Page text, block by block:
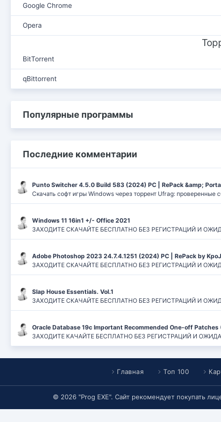
Google Chrome
Opera
BitTorrent
qBittorrent
Популярные программы
Последние комментарии
Punto Switcher 4.5.0 Build 583 (2024) РС | RePack &amp;
Скачать софт игры Windows через торрент Ufrag: проверенные
Windows 11 16in1 +/- Office 2021
ЗАХОДИТЕ СКАЧАЙТЕ БЕСПЛАТНО БЕЗ РЕГИСТРАЦИЙ И
Adobe Photoshop 2023 24.7.4.1251 (2024) PC | RePack by
ЗАХОДИТЕ СКАЧАЙТЕ БЕСПЛАТНО БЕЗ РЕГИСТРАЦИЙ И
Slap House Essentials. Vol.1
ЗАХОДИТЕ СКАЧАЙТЕ БЕСПЛАТНО БЕЗ РЕГИСТРАЦИЙ И
Oracle Database 19c Important Recommended One-off Patches
ЗАХОДИТЕ КАЧАЙТЕ БЕСПЛАТНО БЕЗ РЕГИСТРАЦИЙ И
Главная Топ 100
© 2026 "Prog EXE". Сайт рекомендует покупать